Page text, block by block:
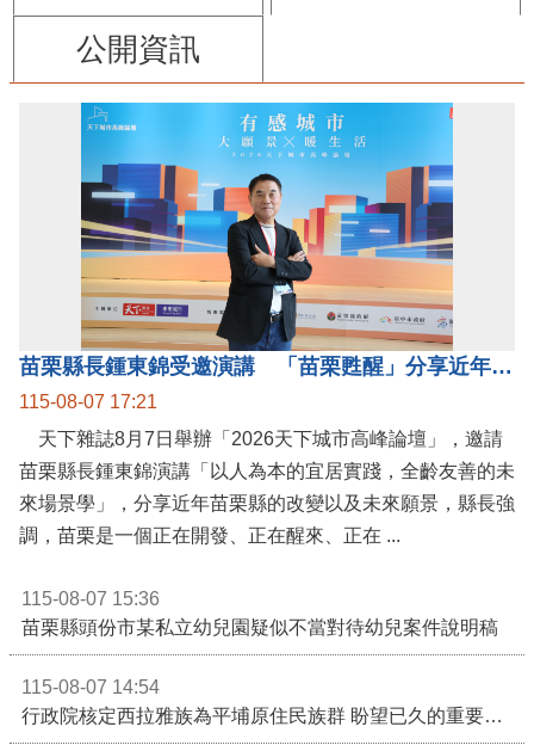
公開資訊
苗栗縣長鍾東錦受邀演講 「苗栗甦醒」分享近年轉變
115-08-07 17:21
天下雜誌8月7日舉辦「2026天下城市高峰論壇」，邀請
苗栗縣長鍾東錦演講「以人為本的宜居實踐，全齡友善的未
來場景學」，分享近年苗栗縣的改變以及未來願景，縣長強
115-08-07 15:36
苗栗縣頭份市某私立幼兒園疑似不當對待幼兒案件說明稿
115-08-07 14:54